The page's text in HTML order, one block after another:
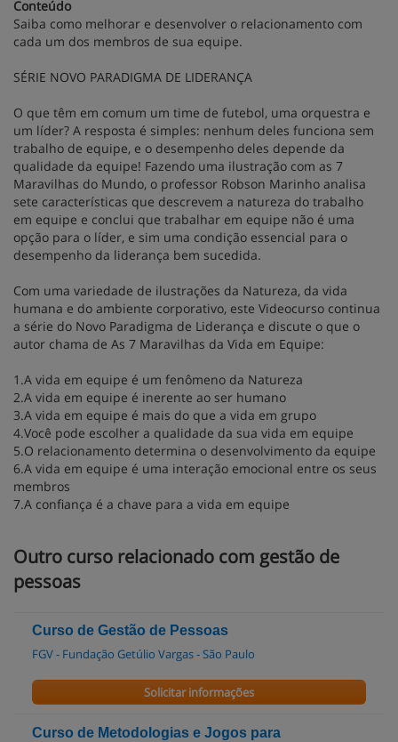
Conteúdo
Saiba como melhorar e desenvolver o relacionamento com
cada um dos membros de sua equipe.
SÉRIE NOVO PARADIGMA DE LIDERANÇA
O que têm em comum um time de futebol, uma orquestra e
um líder? A resposta é simples: nenhum deles funciona sem
trabalho de equipe, e o desempenho deles depende da
qualidade da equipe! Fazendo uma ilustração com as 7
Maravilhas do Mundo, o professor Robson Marinho analisa
sete características que descrevem a natureza do trabalho
em equipe e conclui que trabalhar em equipe não é uma
opção para o líder, e sim uma condição essencial para o
desempenho da liderança bem sucedida.
Com uma variedade de ilustrações da Natureza, da vida
humana e do ambiente corporativo, este Videocurso continua
a série do Novo Paradigma de Liderança e discute o que o
autor chama de As 7 Maravilhas da Vida em Equipe:
1.A vida em equipe é um fenômeno da Natureza
2.A vida em equipe é inerente ao ser humano
3.A vida em equipe é mais do que a vida em grupo
4.Você pode escolher a qualidade da sua vida em equipe
5.O relacionamento determina o desenvolvimento da equipe
6.A vida em equipe é uma interação emocional entre os seus
membros
7.A confiança é a chave para a vida em equipe
Outro curso relacionado com gestão de
pessoas
Curso de Gestão de Pessoas
FGV - Fundação Getúlio Vargas - São Paulo
Solicitar informações
Curso de Metodologias e Jogos para